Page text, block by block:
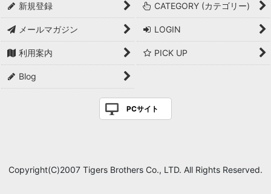
新規登録 CATEGORY (カテゴリー)
メールマガジン LOGIN
利用案内 PICK UP
Blog
PCサイト
Copyright(C)2007 Tigers Brothers Co., LTD. All Rights Reserved.